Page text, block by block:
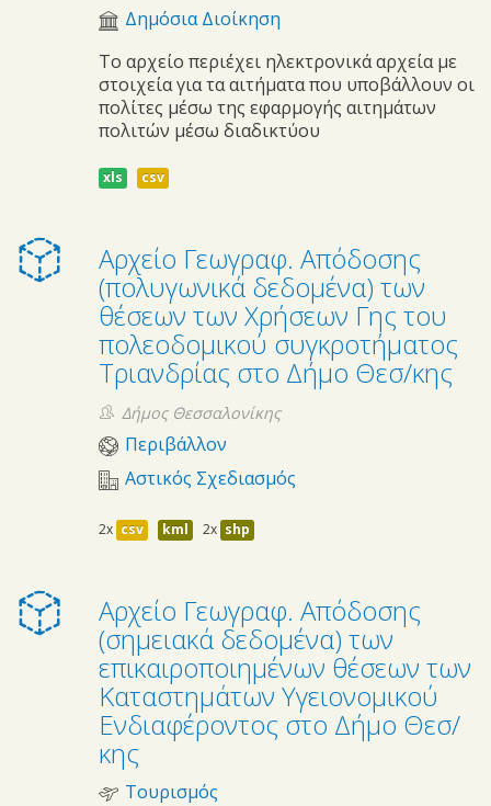
Δημόσια Διοίκηση
Το αρχείο περιέχει ηλεκτρονικά αρχεία με
στοιχεία για τα αιτήματα που υποβάλλουν οι
πολίτες μέσω της εφαρμογής αιτημάτων
πολιτών μέσω διαδικτύου
xls csv
Αρχείο Γεωγραφ. Απόδοσης
(πολυγωνικά δεδομένα) των
θέσεων των Χρήσεων Γης του
πολεοδομικού συγκροτήματος
Τριανδρίας στο Δήμο Θεσ/κης
Δήμος Θεσσαλονίκης
Περιβάλλον
Αστικός Σχεδιασμός
2x csv kml 2x shp
Αρχείο Γεωγραφ. Απόδοσης
(σημειακά δεδομένα) των
επικαιροποιημένων θέσεων των
Καταστημάτων Υγειονομικού
Ενδιαφέροντος στο Δήμο Θεσ/
κης
Τουρισμός